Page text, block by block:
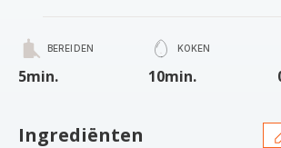
BEREIDEN
5min.
KOKEN
10min.
Ingrediënten